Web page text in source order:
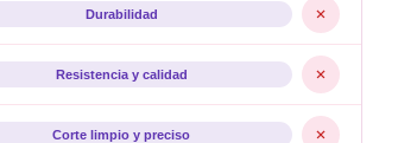
Durabilidad
Resistencia y calidad
Corte limpio y preciso